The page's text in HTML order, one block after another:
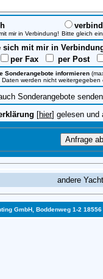
mir in Verbindung! Bitte gleich
sich mit mir in
per Fax per Post
Sonderangebote informieren
werden nicht
Sonderangebote
[hier] gelesen und
andere
GmbH, Boddenweg 1-2